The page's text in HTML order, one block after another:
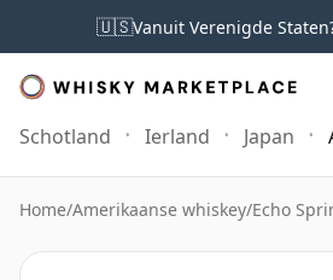
🇺🇸Vanuit Verenigde
Schotland Ierland Japan
Home/Amerikaanse whiskey/Echo